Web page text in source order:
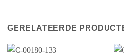
GERELATEERDE